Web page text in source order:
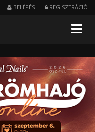
BELÉPÉS REGISZTRÁCIÓ
Menu